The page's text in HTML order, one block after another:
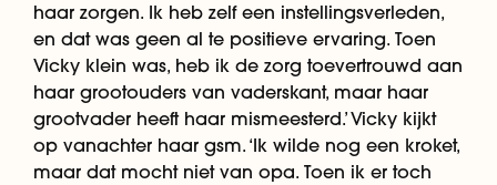
haar zorgen. Ik heb zelf een instellingsverleden,
en dat was geen al te positieve ervaring. Toen
Vicky klein was, heb ik de zorg toevertrouwd aan
haar grootouders van vaderskant, maar haar
grootvader heeft haar mismeesterd.’ Vicky kijkt
op vanachter haar gsm. ‘Ik wilde nog een kroket,
maar dat mocht niet van opa. Toen ik er toch